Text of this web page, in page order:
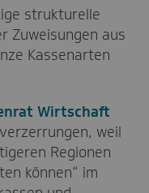
strukturelle
Zuweisungen aus
Kassenarten
Wirtschaft
weil
Regionen
können“ im